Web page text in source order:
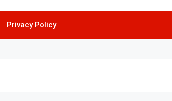
Privacy Policy